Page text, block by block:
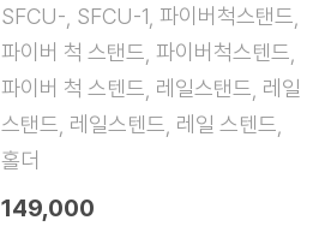
SFCU-, SFCU-1, 파이버척스탠드,
파이버 척 스탠드, 파이버척스텐드,
파이버 척 스텐드, 레일스탠드, 레일
스탠드, 레일스텐드, 레일 스텐드,
홀더
149,000